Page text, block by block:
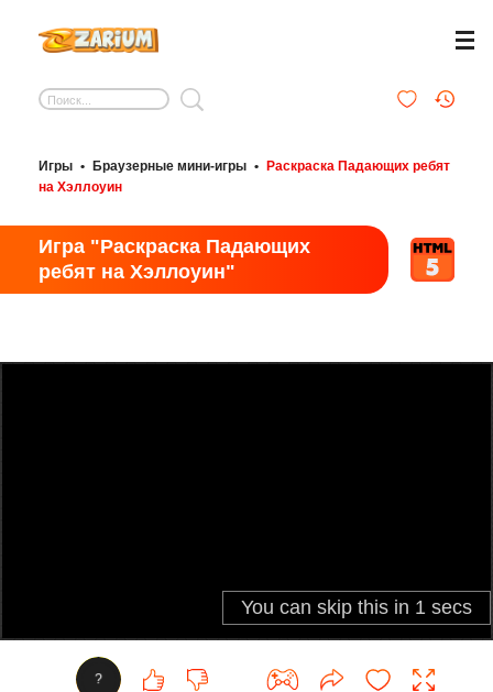
Игры • Браузерные мини-игры •
Раскраска Падающих ребят
на Хэллоуин
Игра "Раскраска Падающих
ребят на Хэллоуин"
?